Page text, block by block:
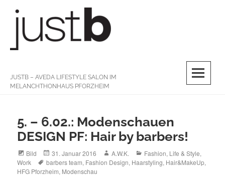
content
JUSTB – AVEDA LIFESTYLE SALON IM
MELANCHTHONHAUS PFORZHEIM
5. – 6.02.: Modenschauen
DESIGN PF: Hair by barbers!
Format
Bild
Posted
on
31. Januar 2016 Author
A.W.K. Categories
Fashion, Life & Style,
Work
Tags
barbers team, Fashion Design, Haarstyling, Hair&MakeUp,
HFG Pforzheim, Modenschau